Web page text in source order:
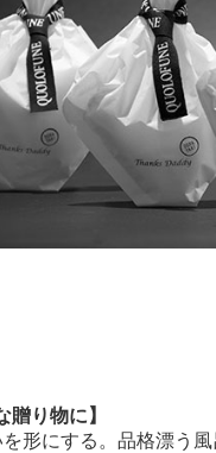
贈り物に】
形にする。品格漂う